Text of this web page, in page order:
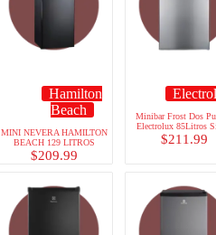
Hamilton
Beach
MINI NEVERA HAMILTON
BEACH 129 LITROS
$209.99
Minibar Frost Dos
Electrolux 85Litros
$211.99